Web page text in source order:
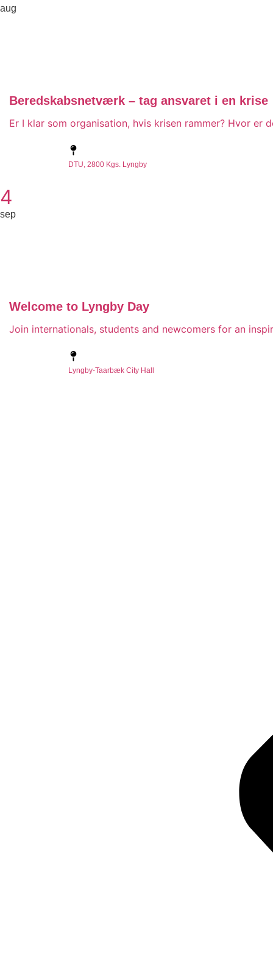
aug
Beredskabsnetværk – tag ansvaret i en krise
Er I klar som organisation, hvis krisen rammer? Hvor
DTU, 2800 Kgs. Lyngby
4
sep
Welcome to Lyngby Day
Join internationals, students and newcomers for an
Lyngby-Taarbæk City Hall